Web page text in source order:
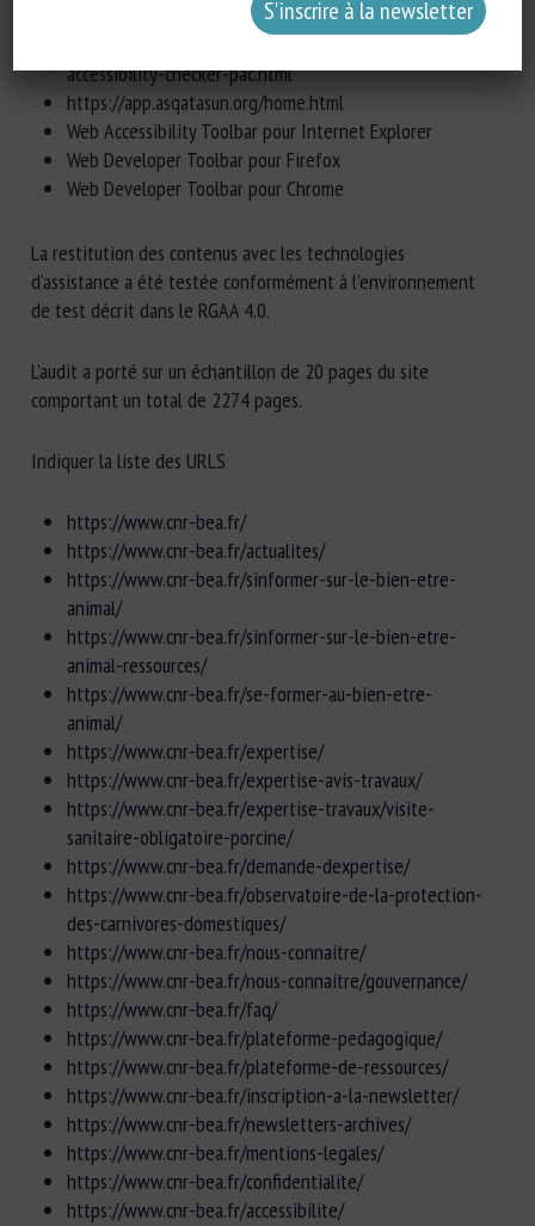
https://wave.webaim.org/
accessibility-checker-pac.html
https://app.asqatasun.org/home.html
Web Accessibility Toolbar pour Internet Explorer
Web Developer Toolbar pour Firefox
Web Developer Toolbar pour Chrome
La restitution des contenus avec les technologies
d’assistance a été testée conformément à l’environnement
de test décrit dans le RGAA 4.0.
L’audit a porté sur un échantillon de 20 pages du site
comportant un total de 2274 pages.
Indiquer la liste des URLS
https://www.cnr-bea.fr/
https://www.cnr-bea.fr/actualites/
https://www.cnr-bea.fr/sinformer-sur-le-bien-etre-
animal/
https://www.cnr-bea.fr/sinformer-sur-le-bien-etre-
animal-ressources/
https://www.cnr-bea.fr/se-former-au-bien-etre-
animal/
https://www.cnr-bea.fr/expertise/
https://www.cnr-bea.fr/expertise-avis-travaux/
https://www.cnr-bea.fr/expertise-travaux/visite-
sanitaire-obligatoire-porcine/
https://www.cnr-bea.fr/demande-dexpertise/
https://www.cnr-bea.fr/observatoire-de-la-protection-
des-carnivores-domestiques/
https://www.cnr-bea.fr/nous-connaitre/
https://www.cnr-bea.fr/nous-connaitre/gouvernance/
https://www.cnr-bea.fr/faq/
https://www.cnr-bea.fr/plateforme-pedagogique/
https://www.cnr-bea.fr/plateforme-de-ressources/
https://www.cnr-bea.fr/inscription-a-la-newsletter/
https://www.cnr-bea.fr/newsletters-archives/
https://www.cnr-bea.fr/mentions-legales/
https://www.cnr-bea.fr/confidentialite/
https://www.cnr-bea.fr/accessibilite/